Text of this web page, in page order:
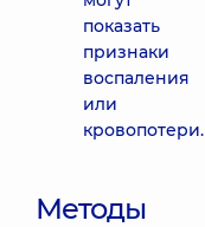
показать
признаки
воспаления
или
кровопотери.
Методы